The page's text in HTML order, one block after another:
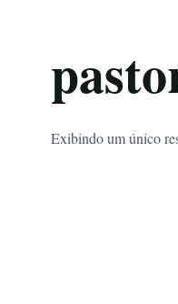
Exibindo um único